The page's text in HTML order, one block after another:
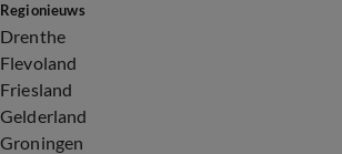
Regionieuws
Drenthe
Flevoland
Friesland
Gelderland
Groningen